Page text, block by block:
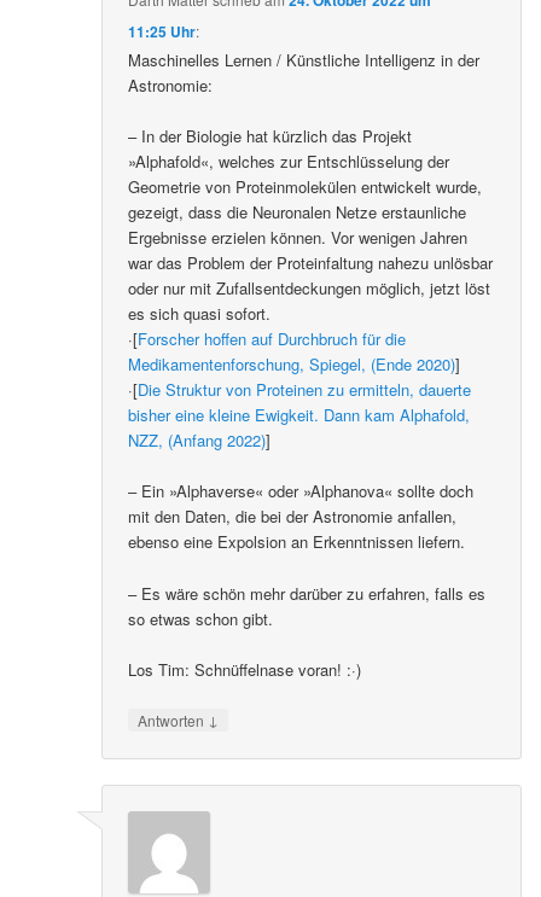
11:25 Uhr:
Maschinelles Lernen / Künstliche Intelligenz in der
Astronomie:
– In der Biologie hat kürzlich das Projekt
»Alphafold«, welches zur Entschlüsselung der
Geometrie von Proteinmolekülen entwickelt wurde,
gezeigt, dass die Neuronalen Netze erstaunliche
Ergebnisse erzielen können. Vor wenigen Jahren
war das Problem der Proteinfaltung nahezu unlösbar
oder nur mit Zufallsentdeckungen möglich, jetzt löst
es sich quasi sofort.
·[Forscher hoffen auf Durchbruch für die
Medikamentenforschung, Spiegel, (Ende 2020)]
·[Die Struktur von Proteinen zu ermitteln, dauerte
bisher eine kleine Ewigkeit. Dann kam Alphafold,
NZZ, (Anfang 2022)]
– Ein »Alphaverse« oder »Alphanova« sollte doch
mit den Daten, die bei der Astronomie anfallen,
ebenso eine Expolsion an Erkenntnissen liefern.
– Es wäre schön mehr darüber zu erfahren, falls es
so etwas schon gibt.
Los Tim: Schnüffelnase voran! :·)
Antworten ↓